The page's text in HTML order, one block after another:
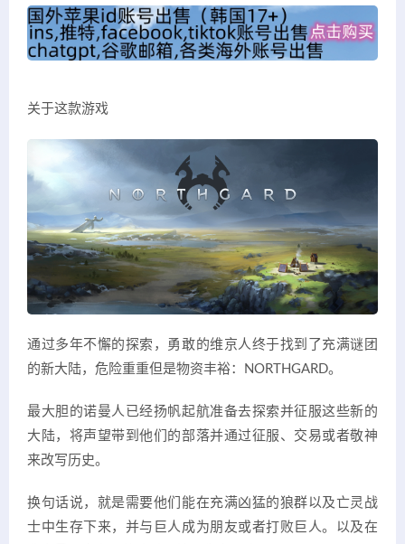
关于这款游戏
通过多年不懈的探索，勇敢的维京人终于找到了充满谜团
的新大陆，危险重重但是物资丰裕：NORTHGARD。
最大胆的诺曼人已经扬帆起航准备去探索并征服这些新的
大陆，将声望带到他们的部落并通过征服、交易或者敬神
来改写历史。
换句话说，就是需要他们能在充满凶猛的狼群以及亡灵战
士中生存下来，并与巨人成为朋友或者打败巨人。以及在